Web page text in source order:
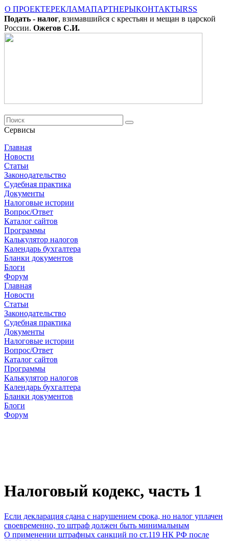
О ПРОЕКТЕРЕКЛАМАПАРТНЕРЫКОНТАКТЫRSS
Подать - налог, взимавшийся с крестьян и мещан в царской
России. Ожегов С.И.
Сервисы
Главная
Новости
Cтатьи
Законодательство
Судебная практика
Документы
Налоговые истории
Вопрос/Ответ
Каталог сайтов
Программы
Калькулятор налогов
Календарь бухгалтера
Бланки документов
Блоги
Форум
Главная
Новости
Cтатьи
Законодательство
Судебная практика
Документы
Налоговые истории
Вопрос/Ответ
Каталог сайтов
Программы
Калькулятор налогов
Календарь бухгалтера
Бланки документов
Блоги
Форум
Налоговый кодекс, часть 1
Если декларация сдана с нарушением срока, но налог уплачен
своевременно, то штраф должен быть минимальным
О применении штрафных санкций по ст.119 НК РФ после